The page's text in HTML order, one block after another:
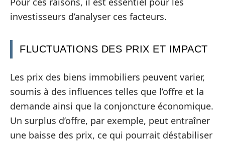
investisseurs d’analyser ces facteurs.
FLUCTUATIONS DES PRIX ET IMPACT
Les prix des biens immobiliers peuvent varier,
soumis à des influences telles que l’offre et la
demande ainsi que la conjoncture économique.
Un surplus d’offre, par exemple, peut entraîner
une baisse des prix, ce qui pourrait déstabiliser